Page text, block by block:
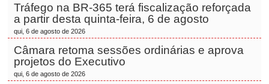
Tráfego na BR-365 terá fiscalização reforçada
a partir desta quinta-feira, 6 de agosto
qui, 6 de agosto de 2026
Câmara retoma sessões ordinárias e aprova
projetos do Executivo
qui, 6 de agosto de 2026